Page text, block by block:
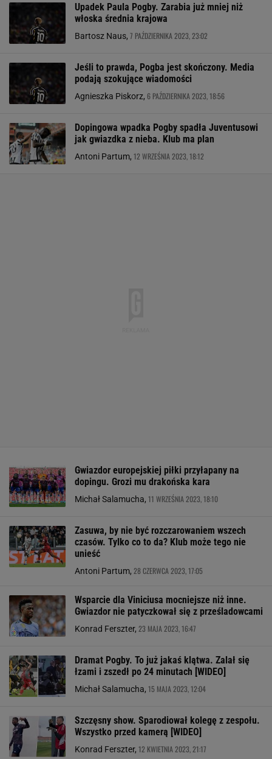
Upadek Paula Pogby. Zarabia już mniej niż
włoska średnia krajowa
Bartosz Naus, 7 PAŹDZIERNIKA 2023, 23:02
Jeśli to prawda, Pogba jest skończony. Media
podają szokujące wiadomości
Agnieszka Piskorz, 6 PAŹDZIERNIKA 2023, 18:56
Dopingowa wpadka Pogby spadła Juventusowi
jak gwiazdka z nieba. Klub ma plan
Antoni Partum, 12 WRZEŚNIA 2023, 18:12
Gwiazdor europejskiej piłki przyłapany na
dopingu. Grozi mu drakońska kara
Michał Salamucha, 11 WRZEŚNIA 2023, 18:10
Zasuwa, by nie być rozczarowaniem wszech
czasów. Tylko co to da? Klub może tego nie
unieść
Antoni Partum, 28 CZERWCA 2023, 17:05
Wsparcie dla Viniciusa mocniejsze niż inne.
Gwiazdor nie patyczkował się z prześladowcami
Konrad Ferszter, 23 MAJA 2023, 16:47
Dramat Pogby. To już jakaś klątwa. Zalał się
łzami i zszedł po 24 minutach [WIDEO]
Michał Salamucha, 15 MAJA 2023, 12:04
Szczęsny show. Sparodiował kolegę z zespołu.
Wszystko przed kamerą [WIDEO]
Konrad Ferszter, 12 KWIETNIA 2023, 21:17